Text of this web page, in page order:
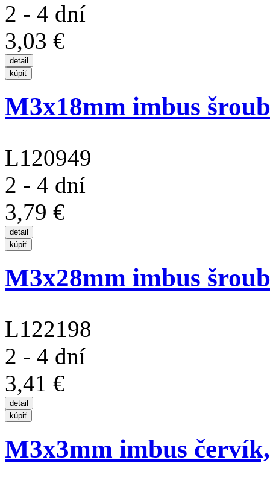
2 - 4 dní
3,03 €
M3x18mm imbus
L120949
2 - 4 dní
3,79 €
M3x28mm imbus
L122198
2 - 4 dní
3,41 €
M3x3mm imbus